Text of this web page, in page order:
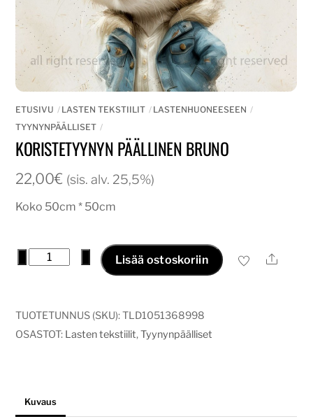
ETUSIVU LASTEN TEKSTIILIT
LASTENHUONEESEEN
TYYNYNPÄÄLLISET
KORISTETYYNYN PÄÄLLINEN BRUNO
22,00€ (sis. alv. 25,5%)
Koko 50cm * 50cm
Koristetyynyn
määrä
Lisää ostoskoriin Ale
TUOTETUNNUS (SKU):TLD1051368998
OSASTOT: Lasten tekstiilit,Tyynynpäälliset
Kuvaus